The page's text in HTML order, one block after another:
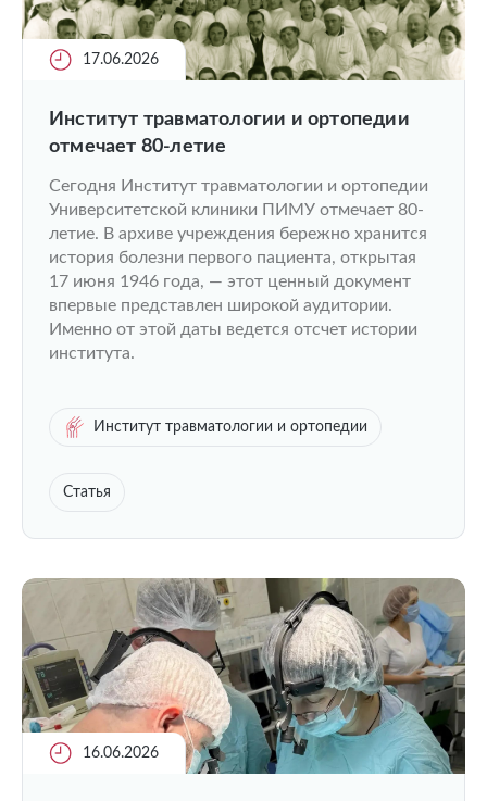
17.06.2026
Институт травматологии и ортопедии
отмечает 80-летие
Сегодня Институт травматологии и ортопедии
Университетской клиники ПИМУ отмечает 80-
летие. В архиве учреждения бережно хранится
история болезни первого пациента, открытая
17 июня 1946 года, — этот ценный документ
впервые представлен широкой аудитории.
Именно от этой даты ведется отсчет истории
института.
Институт травматологии и ортопедии
Статья
16.06.2026